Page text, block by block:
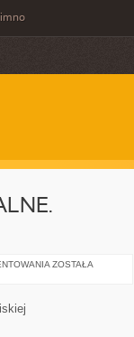
NASZE
ZOSTAŁA